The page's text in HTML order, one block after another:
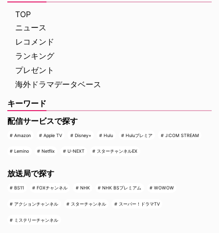
TOP
ニュース
レコメンド
ランキング
プレゼント
海外ドラマデータベース
キーワード
配信サービスで探す
Amazon Apple TV Disney+ Hulu Huluプレミア J:COM STREAM
Lemino Netflix U-NEXT スターチャンネルEX
放送局で探す
BS11 FOXチャンネル NHK NHK BSプレミアム WOWOW
アクションチャンネル スターチャンネル スーパー！ドラマTV
ミステリーチャンネル